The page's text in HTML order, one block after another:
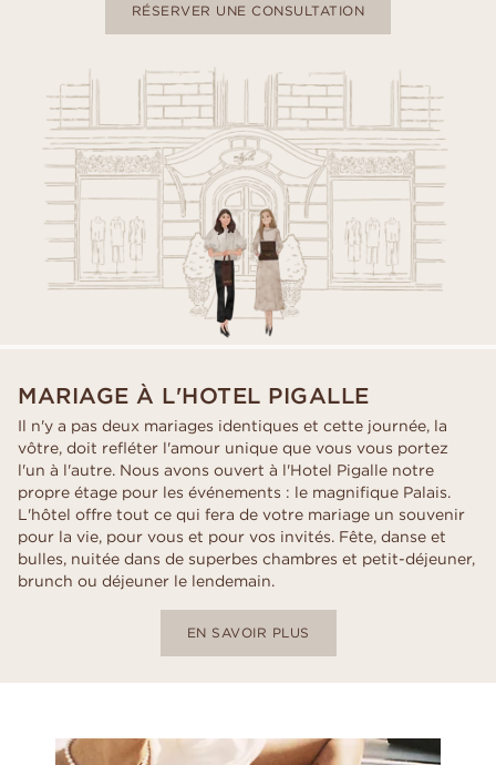
RÉSERVER UNE CONSULTATION
MARIAGE À L'HOTEL PIGALLE
Il n'y a pas deux mariages identiques et cette journée, la
vôtre, doit refléter l'amour unique que vous vous portez
l'un à l'autre. Nous avons ouvert à l'Hotel Pigalle notre
propre étage pour les événements : le magnifique Palais.
L'hôtel offre tout ce qui fera de votre mariage un souvenir
pour la vie, pour vous et pour vos invités. Fête, danse et
bulles, nuitée dans de superbes chambres et petit-déjeuner,
brunch ou déjeuner le lendemain.
EN SAVOIR PLUS